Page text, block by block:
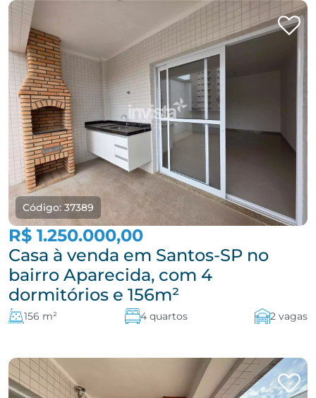
Código: 37389
R$ 1.250.000,00
Casa à venda em Santos-SP no
bairro Aparecida, com 4
dormitórios e 156m²
156 m² 4 quartos 2 vagas